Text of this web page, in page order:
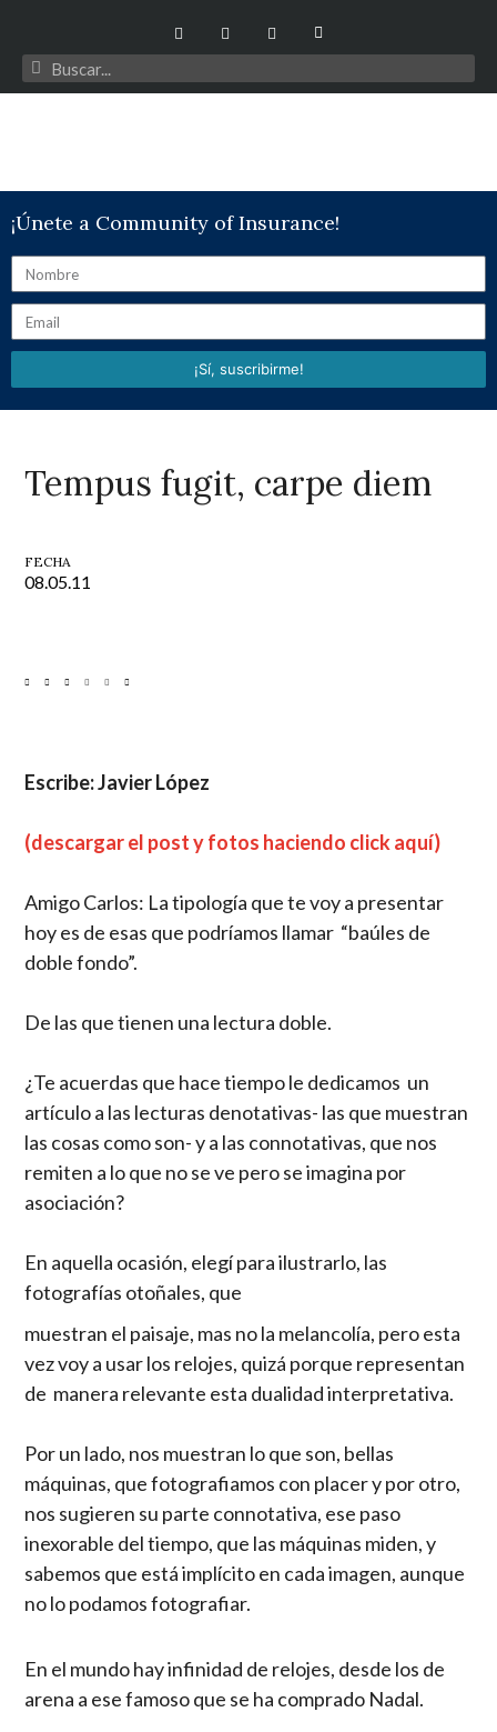
¡Únete a Community of Insurance!
¡Sí, suscribirme!
Tempus fugit, carpe diem
FECHA
08.05.11
Escribe: Javier López
(descargar el post y fotos haciendo click aquí)
Amigo Carlos: La tipología que te voy a presentar
hoy es de esas que podríamos llamar “baúles de
doble fondo”.
De las que tienen una lectura doble.
¿Te acuerdas que hace tiempo le dedicamos un
artículo a las lecturas denotativas- las que muestran
las cosas como son- y a las connotativas, que nos
remiten a lo que no se ve pero se imagina por
asociación?
En aquella ocasión, elegí para ilustrarlo, las
fotografías otoñales, que
muestran el paisaje, mas no la melancolía, pero esta
vez voy a usar los relojes, quizá porque representan
de manera relevante esta dualidad interpretativa.
Por un lado, nos muestran lo que son, bellas
máquinas, que fotografiamos con placer y por otro,
nos sugieren su parte connotativa, ese paso
inexorable del tiempo, que las máquinas miden, y
sabemos que está implícito en cada imagen, aunque
no lo podamos fotografiar.
En el mundo hay infinidad de relojes, desde los de
arena a ese famoso que se ha comprado Nadal.